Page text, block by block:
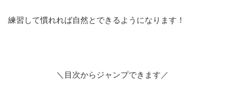
練習して慣れれば自然とできるようになります！
＼目次からジャンプできます／